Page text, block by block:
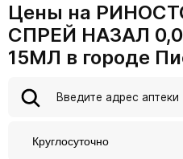
Цены на
СПРЕЙ НАЗАЛ
15МЛ в городе
Круглосуточно